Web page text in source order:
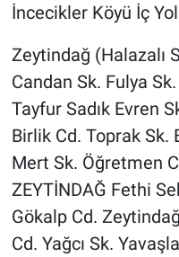
İncecikler Köyü İç
Zeytindağ (Halazalı
Candan Sk. Fulya
Tayfur Sadık Evren
Birlik Cd. Toprak Sk.
Mert Sk. Öğretmen
ZEYTİNDAĞ Fethi
Gökalp Cd.
Cd. Yağcı Sk.